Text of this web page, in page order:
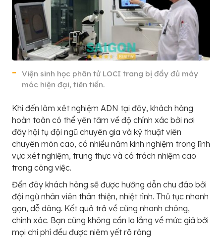
Viện sinh học phân tử LOCI trang bị đầy đủ máy
móc hiện đại, tiên tiến.
Khi đến làm xét nghiệm ADN tại đây, khách hàng
hoàn toàn có thể yên tâm về độ chính xác bởi nơi
đây hội tụ đội ngũ chuyên gia và kỹ thuật viên
chuyên môn cao, có nhiều năm kinh nghiệm trong lĩnh
vực xét nghiệm, trung thực và có trách nhiệm cao
trong công việc.
Đến đây khách hàng sẽ được hướng dẫn chu đáo bởi
đội ngũ nhân viên thân thiện, nhiệt tình. Thủ tục nhanh
gọn, dễ dàng. Kết quả trả về cũng nhanh chóng,
chính xác. Bạn cũng không cần lo lắng về mức giá bởi
mọi chi phí đều được niêm yết rõ ràng